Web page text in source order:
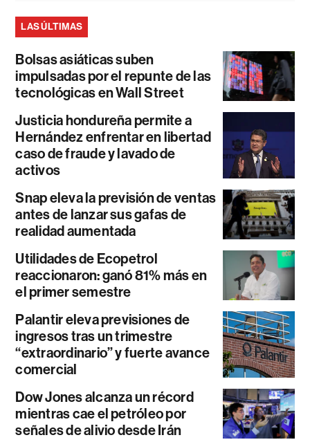
LAS ÚLTIMAS
Bolsas asiáticas suben
impulsadas por el repunte de las
tecnológicas en Wall Street
Justicia hondureña permite a
Hernández enfrentar en libertad
caso de fraude y lavado de
activos
Snap eleva la previsión de ventas
antes de lanzar sus gafas de
realidad aumentada
Utilidades de Ecopetrol
reaccionaron: ganó 81% más en
el primer semestre
Palantir eleva previsiones de
ingresos tras un trimestre
“extraordinario” y fuerte avance
comercial
Dow Jones alcanza un récord
mientras cae el petróleo por
señales de alivio desde Irán